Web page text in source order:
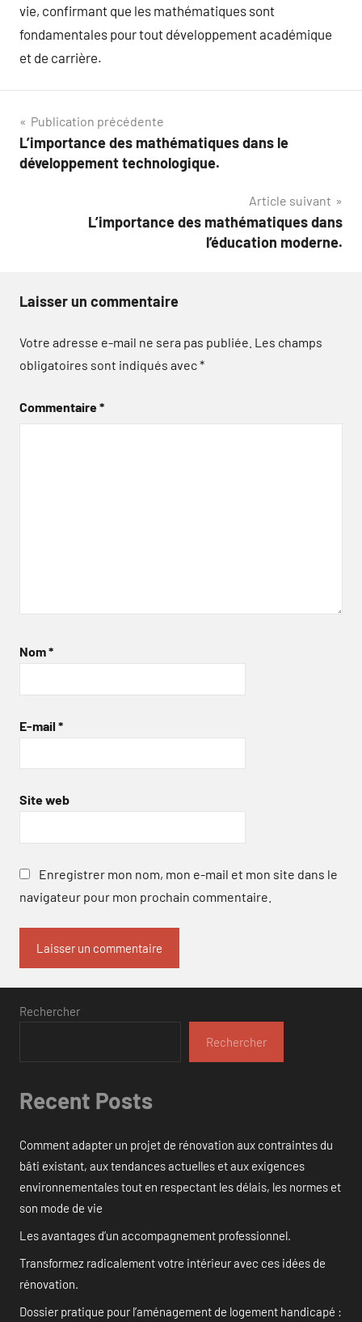
vie, confirmant que les mathématiques sont
fondamentales pour tout développement académique
et de carrière.
Navigation
de
Publication précédente
L’importance des mathématiques dans le
développement technologique.
Article suivant
L’importance des mathématiques dans
l’éducation moderne.
Laisser un commentaire
Votre adresse e-mail ne sera pas publiée. Les champs
obligatoires sont indiqués avec*
Commentaire*
Nom*
E-mail *
Site web
Enregistrer mon nom, mon e-mail et mon site dans le
navigateur pour mon prochain commentaire.
Rechercher
Rechercher
Recent Posts
Comment adapter un projet de rénovation aux contraintes du
bâti existant, aux tendances actuelles et aux exigences
environnementales tout en respectant les délais, les normes et
son mode de vie
Les avantages d’un accompagnement professionnel.
Transformez radicalement votre intérieur avec ces idées de
rénovation.
Dossier pratique pour l’aménagement de logement handicapé :